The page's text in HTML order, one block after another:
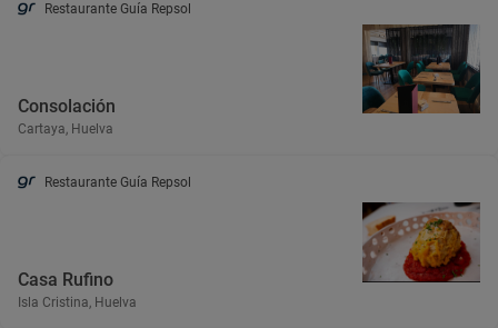
Restaurante Guía Repsol
Consolación
Cartaya, Huelva
Restaurante Guía Repsol
Casa Rufino
Isla Cristina, Huelva